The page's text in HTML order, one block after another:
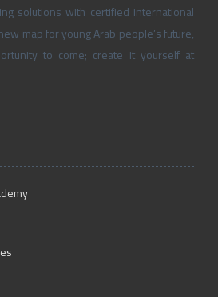
solutions with certified international
map for young Arab people’s future,
to come; create it yourself at